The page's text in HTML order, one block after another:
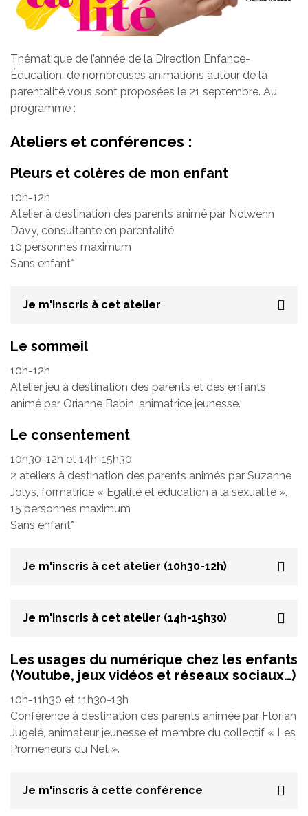
Thématique de l’année de la Direction Enfance-
Éducation, de nombreuses animations autour de la
parentalité vous sont proposées le 21 septembre. Au
programme :
Ateliers et conférences :
Pleurs et colères de mon enfant
10h-12h
Atelier à destination des parents animé par Nolwenn
Davy, consultante en parentalité
10 personnes maximum
Sans enfant*
Je m'inscris à cet atelier
Le sommeil
10h-12h
Atelier jeu à destination des parents et des enfants
animé par Orianne Babin, animatrice jeunesse.
Le consentement
10h30-12h et 14h-15h30
2 ateliers à destination des parents animés par Suzanne
Jolys, formatrice « Egalité et éducation à la sexualité ».
15 personnes maximum
Sans enfant*
Je m'inscris à cet atelier (10h30-12h)
Je m'inscris à cet atelier (14h-15h30)
Les usages du numérique chez les enfants
(Youtube, jeux vidéos et réseaux sociaux…)
10h-11h30 et 11h30-13h
Conférence à destination des parents animée par Florian
Jugelé, animateur jeunesse et membre du collectif « Les
Promeneurs du Net ».
Je m'inscris à cette conférence